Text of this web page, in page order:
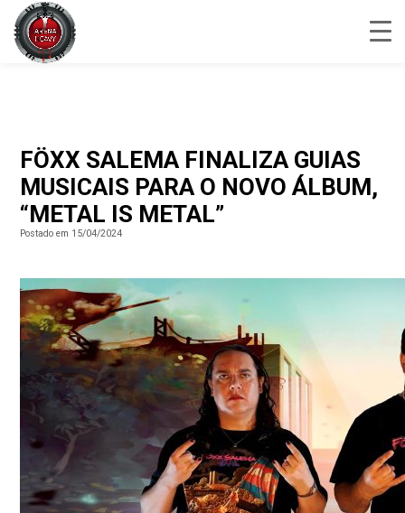
FÖXX SALEMA FINALIZA GUIAS
MUSICAIS PARA O NOVO ÁLBUM,
“METAL IS METAL”
Postado em 15/04/2024